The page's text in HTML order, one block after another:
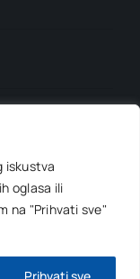
iskustva
oglasa ili
na "Prihvati sve"
Ltd